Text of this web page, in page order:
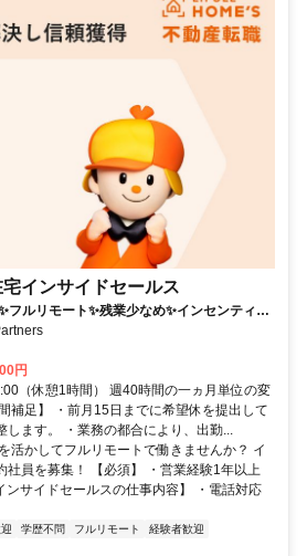
インサイドセールス
フルリモート✨残業少なめ✨インセンティブ
円
（休憩1時間） 週40時間の一ヵ月単位の変
補足】 ・前月15日までに希望休を提出して
します。 ・業務の都合により、出勤...
活かしてフルリモートで働きませんか？ イ
社員を募集！ 【必須】 ・営業経験1年以上
ンサイドセールスの仕事内容】 ・電話対応
学歴不問 フルリモート
経験者歓迎